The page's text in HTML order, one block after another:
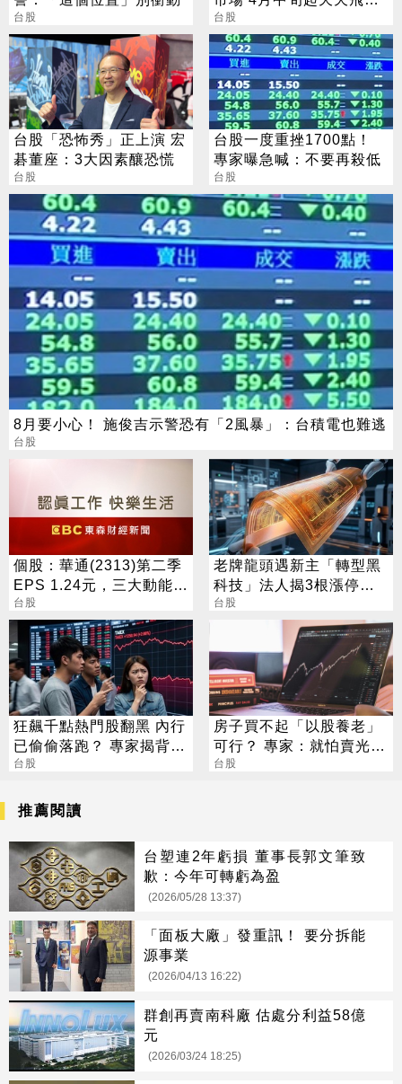
台股
陸
台股
台股「恐怖秀」正上演 宏
碁董座：3大因素釀恐慌
台股
台股一度重挫1700點！
專家曝急喊：不要再殺低
台股
8月要小心！ 施俊吉示警恐有「2風暴」：台積電也難逃
台股
個股：華通(2313)第二季
EPS 1.24元，三大動能加
持，營運展望逐季向上
台股
老牌龍頭遇新主「轉型黑
科技」法人揭3根漲停背
後秘辛
台股
狂飆千點熱門股翻黑 內行
已偷偷落跑？ 專家揭背後
警訊
台股
房子買不起「以股養老」
可行？ 專家：就怕賣光人
沒走
台股
推薦閱讀
台塑連2年虧損 董事長郭文筆致
歉：今年可轉虧為盈
(2026/05/28 13:37)
「面板大廠」發重訊！ 要分拆能
源事業
(2026/04/13 16:22)
群創再賣南科廠 估處分利益58億
元
(2026/03/24 18:25)